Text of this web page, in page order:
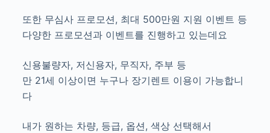
또한 무심사 프로모션, 최대 500만원 지원 이벤트 등
다양한 프로모션과 이벤트를 진행하고 있는데요
신용불량자, 저신용자, 무직자, 주부 등
만 21세 이상이면 누구나 장기렌트 이용이 가능합니
다
내가 원하는 차량, 등급, 옵션, 색상 선택해서